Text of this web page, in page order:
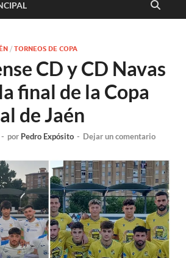
/ TORNEOS DE COPA
CD y CD Navas
final de la Copa
de Jaén
- por Pedro Expósito - Dejar un comentario